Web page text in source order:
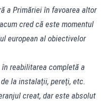
a Primăriei în favoarea altor
cred că este momentul
european al obiectivelor
reabilitarea completă a
la instalaţii, pereţi, etc.
creat, dar este absolut